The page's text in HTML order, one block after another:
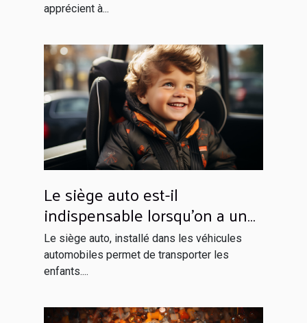
apprécient à...
Le siège auto est-il
indispensable lorsqu’on a un
enfant à bord ?
Le siège auto, installé dans les véhicules
automobiles permet de transporter les
enfants....